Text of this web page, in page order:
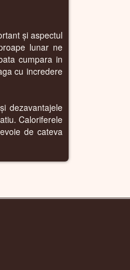
și aspectul
lunar ne
cumpara in
cu incredere
dezavantajele
Caloriferele
de cateva